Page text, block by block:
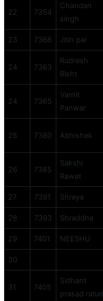
22 7354
Chandan
singh
23 7366 Jitin pal
24 7363
Rudresh
Bisht
24 7365
Varnit
Panwar
25 7380 Abhishek
26 7385
Sakshi
Rawat
27 7391 Shreya
28 7393 Shraddha
29 7401 NEESHU
30
31 7405
Sidhant
prasad raturi